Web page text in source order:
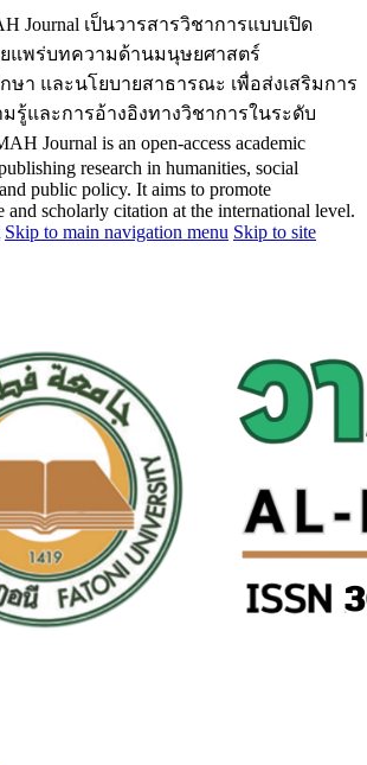
Journal เป็นวารสารวิชาการแบบเปิด
ผยแพร่บทความด้านมนุษยศาสตร์
ษา และนโยบายสาธารณะ เพื่อส่งเสริมการ
รู้และการอ้างอิงทางวิชาการในระดับ
Journal is an open-access academic
research in humanities, social
public policy. It aims to promote
and scholarly citation at the international level.
Skip to main navigation menu Skip to site